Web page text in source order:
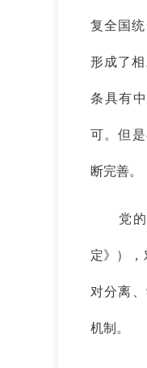
复全国
形成了
条具有
可。但
断完善。
党
定》 ），
对分离
机制。